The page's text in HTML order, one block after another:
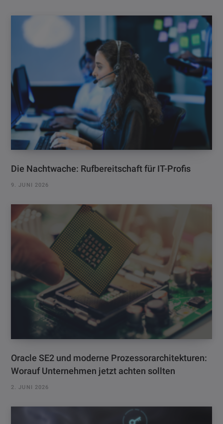
Die Nachtwache: Rufbereitschaft für IT-Profis
9. JUNI 2026
Oracle SE2 und moderne Prozessorarchitekturen:
Worauf Unternehmen jetzt achten sollten
2. JUNI 2026